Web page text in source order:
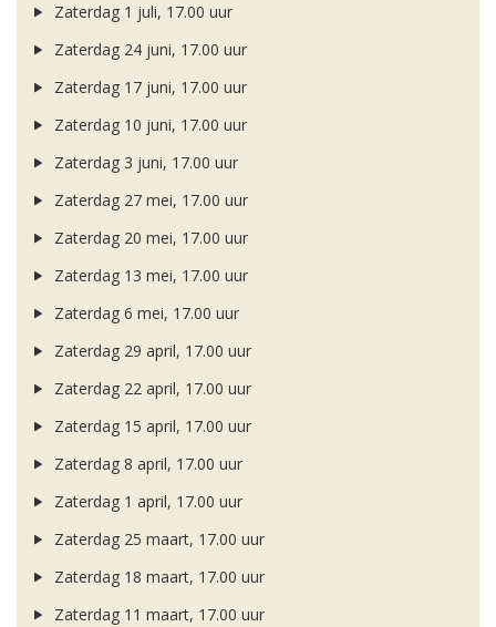
Zaterdag 1 juli, 17.00 uur
Zaterdag 24 juni, 17.00 uur
Zaterdag 17 juni, 17.00 uur
Zaterdag 10 juni, 17.00 uur
Zaterdag 3 juni, 17.00 uur
Zaterdag 27 mei, 17.00 uur
Zaterdag 20 mei, 17.00 uur
Zaterdag 13 mei, 17.00 uur
Zaterdag 6 mei, 17.00 uur
Zaterdag 29 april, 17.00 uur
Zaterdag 22 april, 17.00 uur
Zaterdag 15 april, 17.00 uur
Zaterdag 8 april, 17.00 uur
Zaterdag 1 april, 17.00 uur
Zaterdag 25 maart, 17.00 uur
Zaterdag 18 maart, 17.00 uur
Zaterdag 11 maart, 17.00 uur